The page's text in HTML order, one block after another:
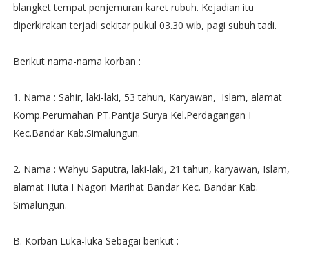
blangket tempat penjemuran karet rubuh. Kejadian itu
diperkirakan terjadi sekitar pukul 03.30 wib, pagi subuh tadi.
Berikut nama-nama korban :
1. Nama : Sahir, laki-laki, 53 tahun, Karyawan, Islam, alamat
Komp.Perumahan PT.Pantja Surya Kel.Perdagangan I
Kec.Bandar Kab.Simalungun.
2. Nama : Wahyu Saputra, laki-laki, 21 tahun, karyawan, Islam,
alamat Huta I Nagori Marihat Bandar Kec. Bandar Kab.
Simalungun.
B. Korban Luka-luka Sebagai berikut :